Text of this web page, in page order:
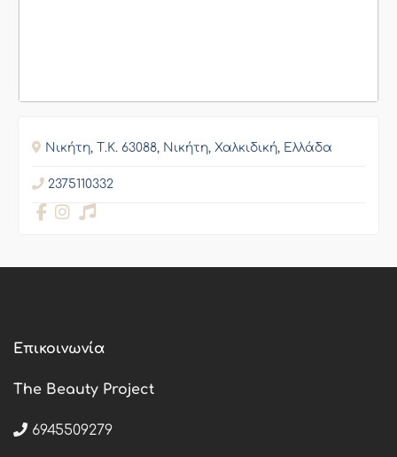
Νικήτη, Τ.Κ. 63088, Νικήτη, Χαλκιδική, Ελλάδα
2375110332
Επικοινωνία
The Beauty Project
6945509279